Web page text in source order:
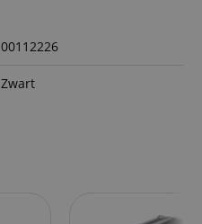
00112226
Zwart